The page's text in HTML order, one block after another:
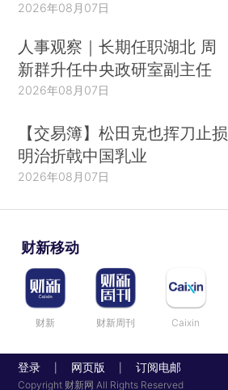
2026年08月07日
人事观察｜长期任职湖北 周
新群升任中央政研室副主任
2026年08月07日
【交易簿】松田克也挥刀止损
明治折戟中国乳业
2026年08月07日
财新移动
财新 财新周刊 Caixin
登录 网页版 订阅电邮
Copyright 财新网 All Rights Reserved